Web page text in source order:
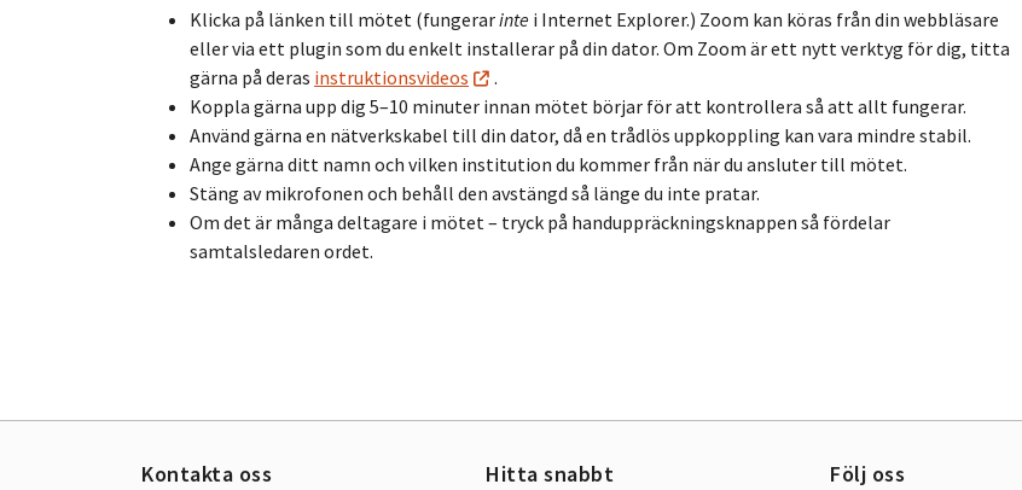
Klicka på länken till mötet (fungerarinte i Internet Explorer.) Zoom kan köras från din webbläsare
eller via ett plugin som du enkelt installerar på din dator. Om Zoom är ett nytt verktyg för dig, titta
gärna på deras instruktionsvideos
.
Koppla gärna upp dig 5–10 minuter innan mötet börjar för att kontrollera så att allt fungerar.
Använd gärna en nätverkskabel till din dator, då en trådlös uppkoppling kan vara mindre stabil.
Ange gärna ditt namn och vilken institution du kommer från när du ansluter till mötet.
Stäng av mikrofonen och behåll den avstängd så länge du inte pratar.
Om det är många deltagare i mötet – tryck på handuppräckningsknappen så fördelar
samtalsledaren ordet.
Kontakta oss Hitta snabbt Följ oss